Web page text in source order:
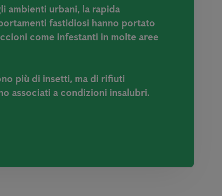
ambienti urbani, la rapida
fastidiosi hanno portato
come infestanti in molte aree
più di insetti, ma di rifiuti
associati a condizioni insalubri.